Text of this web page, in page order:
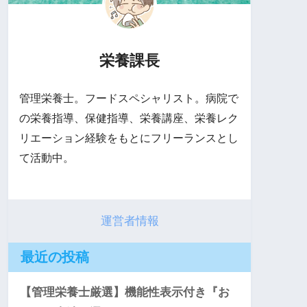
栄養課長
管理栄養士。フードスペシャリスト。病院で
の栄養指導、保健指導、栄養講座、栄養レク
リエーション経験をもとにフリーランスとし
て活動中。
運営者情報
最近の投稿
【管理栄養士厳選】機能性表示付き『お